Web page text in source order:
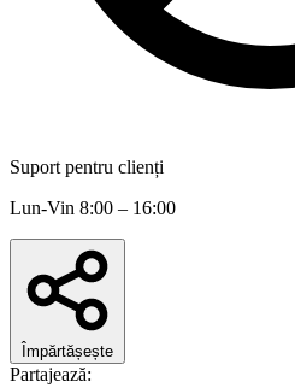
Suport pentru clienți
Lun-Vin 8:00 – 16:00
Împărtășește
Partajează: